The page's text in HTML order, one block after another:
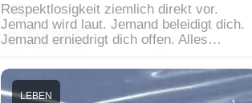
Respektlosigkeit ziemlich direkt vor.
Jemand wird laut. Jemand beleidigt dich.
Jemand erniedrigt dich offen. Alles…
LEBEN